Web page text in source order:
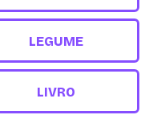
LEGUME
LIVRO